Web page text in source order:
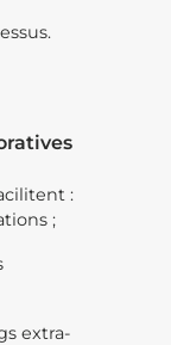
:
;
extra-